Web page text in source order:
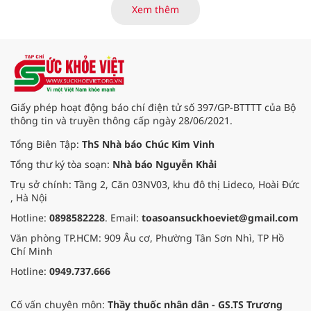
hội Sầu riêng Đắk Lắk năm 2026 có
chủ đề “Sầu riêng Đắk Lắk – Kết nối
Xem thêm
Giấy phép hoạt động báo chí điện tử số 397/GP-BTTTT của Bộ
thông tin và truyền thông cấp ngày 28/06/2021.
Tổng Biên Tập: ThS Nhà báo Chúc Kim Vinh
Tổng thư ký tòa soạn: Nhà báo Nguyễn Khải
Trụ sở chính: Tầng 2, Căn 03NV03, khu đô thị Lideco, Hoài Đức
, Hà Nội
Hotline: 0898582228. Email: toasoansuckhoeviet@gmail.com
Văn phòng TP.HCM: 909 Âu cơ, Phường Tân Sơn Nhì, TP Hồ
Chí Minh
Hotline: 0949.737.666
Cố vấn chuyên môn: Thầy thuốc nhân dân - GS.TS Trương